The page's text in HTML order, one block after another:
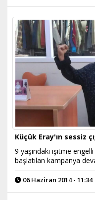
Küçük Eray'ın sessiz
9 yaşındaki işitme
başlatılan kampanya
06 Haziran 2014 - 11:34